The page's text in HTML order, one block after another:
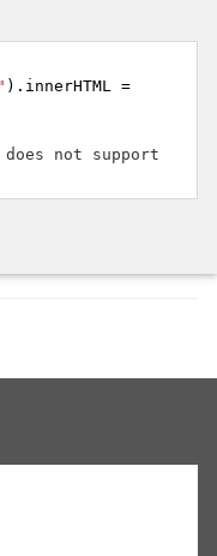
). innerHTML =
not support